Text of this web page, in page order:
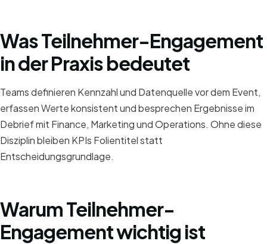
Was Teilnehmer-Engagement
in der Praxis bedeutet
Teams definieren Kennzahl und Datenquelle vor dem Event,
erfassen Werte konsistent und besprechen Ergebnisse im
Debrief mit Finance, Marketing und Operations. Ohne diese
Disziplin bleiben KPIs Folientitel statt
Entscheidungsgrundlage.
Warum Teilnehmer-
Engagement wichtig ist